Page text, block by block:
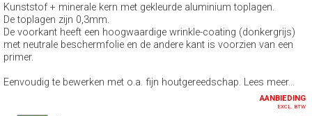
Kunststof + minerale kern met gekleurde aluminium toplagen.
De toplagen zijn 0,3mm.
De voorkant heeft een hoogwaardige wrinkle-coating (donkergrijs)
met neutrale beschermfolie en de andere kant is voorzien van een
primer.
Eenvoudig te bewerken met o.a. fijn houtgereedschap. Lees meer...
AANBIEDING
EXCL. BTW